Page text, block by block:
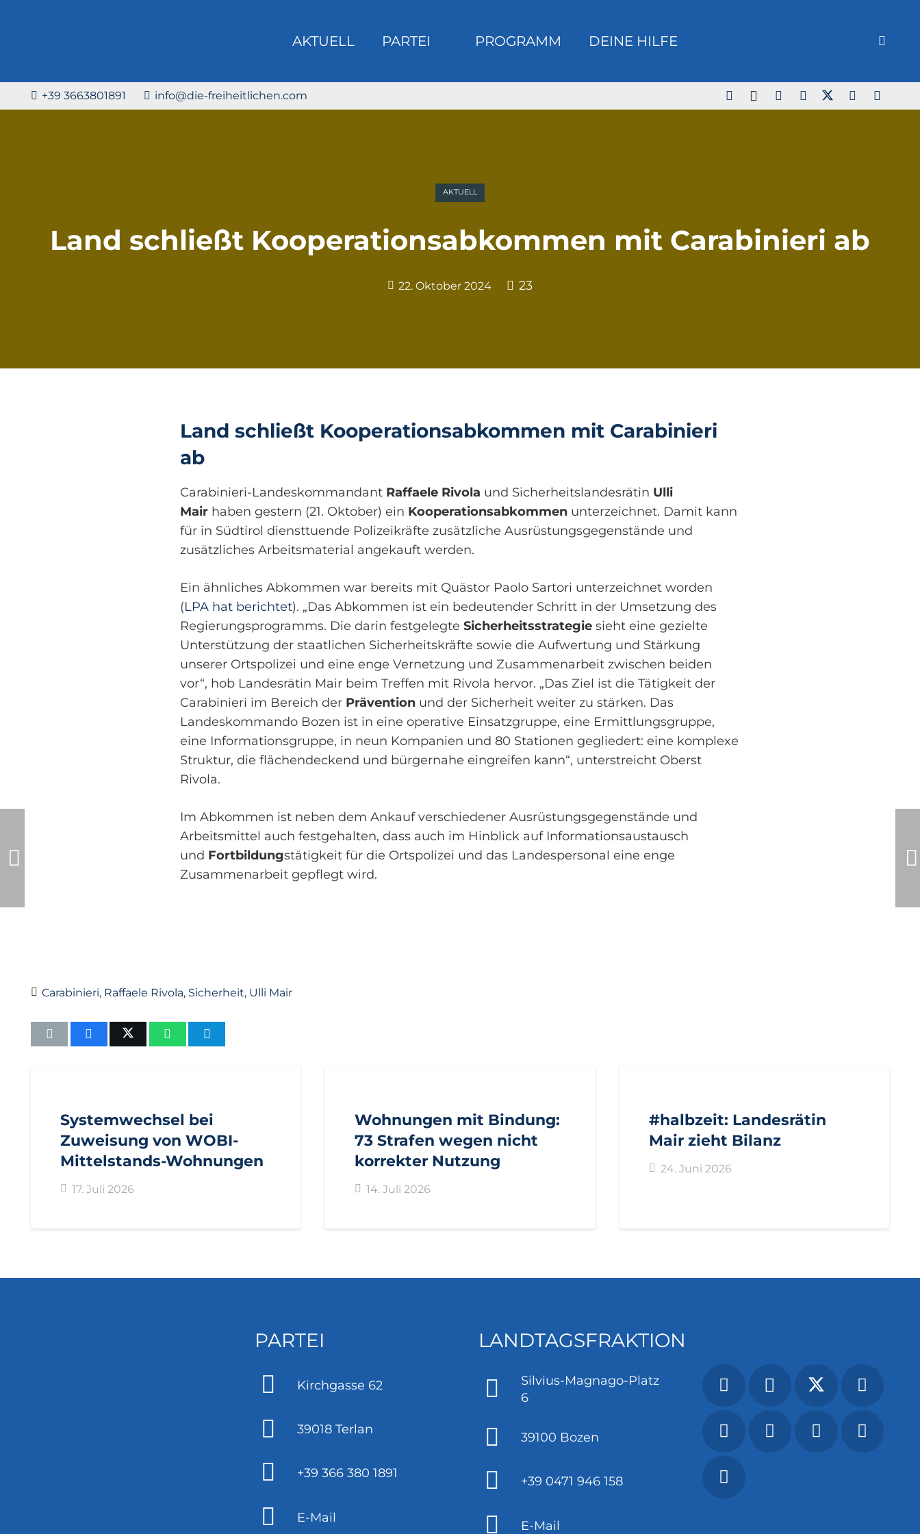
AKTUELL PARTEI PROGRAMM DEINE HILFE
+39 3663801891 info@die-freiheitlichen.com
AKTUELL
Land schließt Kooperationsabkommen mit Carabinieri ab
22. Oktober 2024 23
Land schließt Kooperationsabkommen mit Carabinieri
ab
Carabinieri-Landeskommandant Raffaele Rivola und Sicherheitslandesrätin Ulli
Mairhaben gestern (21. Oktober) ein Kooperationsabkommen unterzeichnet. Damit kann
für in Südtirol diensttuende Polizeikräfte zusätzliche Ausrüstungsgegenstände und
zusätzliches Arbeitsmaterial angekauft werden.
Ein ähnliches Abkommen war bereits mit Quästor Paolo Sartori unterzeichnet worden
(LPA hat berichtet). „Das Abkommen ist ein bedeutender Schritt in der Umsetzung des
Regierungsprogramms. Die darin festgelegte Sicherheitsstrategie sieht eine gezielte
Unterstützung der staatlichen Sicherheitskräfte sowie die Aufwertung und Stärkung
unserer Ortspolizei und eine enge Vernetzung und Zusammenarbeit zwischen beiden
vor“, hob Landesrätin Mair beim Treffen mit Rivola hervor. „Das Ziel ist die Tätigkeit der
Carabinieri im Bereich der Prävention und der Sicherheit weiter zu stärken. Das
Landeskommando Bozen ist in eine operative Einsatzgruppe, eine Ermittlungsgruppe,
eine Informationsgruppe, in neun Kompanien und 80 Stationen gegliedert: eine komplexe
Struktur, die flächendeckend und bürgernahe eingreifen kann“, unterstreicht Oberst
Rivola.
Im Abkommen ist neben dem Ankauf verschiedener Ausrüstungsgegenstände und
Arbeitsmittel auch festgehalten, dass auch im Hinblick auf Informationsaustausch
und Fortbildungstätigkeit für die Ortspolizei und das Landespersonal eine enge
Zusammenarbeit gepflegt wird.
Carabinieri, Raffaele Rivola, Sicherheit, Ulli Mair
Systemwechsel bei
Zuweisung von WOBI-
Mittelstands-Wohnungen
17. Juli 2026
Wohnungen mit Bindung:
73 Strafen wegen nicht
korrekter Nutzung
14. Juli 2026
PRESSEMITTEILUNGEN
#halbzeit: Landesrätin
Mair zieht Bilanz
24. Juni 2026
PARTEI
Kirchgasse 62
39018 Terlan
+39 366 380 1891
E-Mail
LANDTAGSFRAKTION
Silvius-Magnago-Platz
6
39100 Bozen
+39 0471 946 158
E-Mail